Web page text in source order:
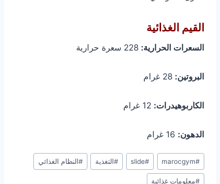
القيم الغذائية
السعرات الحرارية:
البروتين:
الكاربوهيدرات:
الدهون:
Post
Tags:
#
marocgym
#
slide
#التغذية #النظام الغذائي
#معلومات غذائية